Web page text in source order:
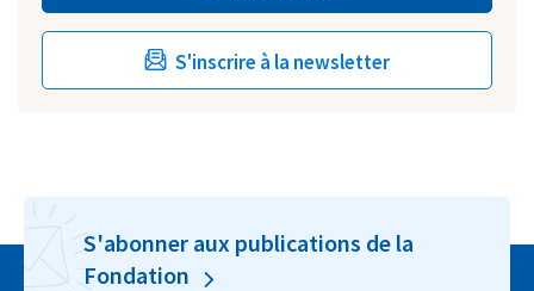
S'inscrire à la newsletter
S'abonner aux publications de la
Fondation